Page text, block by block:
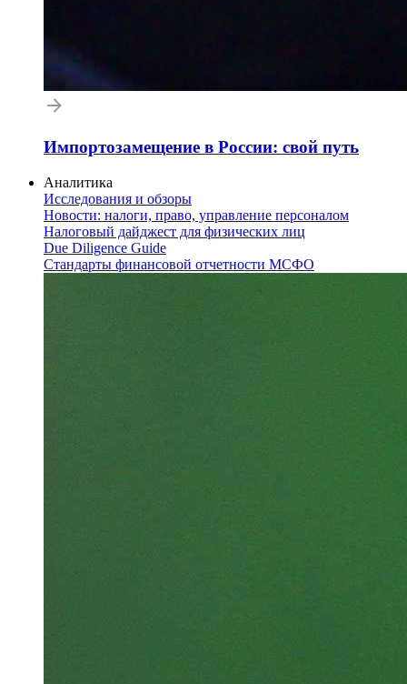
Импортозамещение в России: свой путь
Аналитика
Исследования и обзоры
Новости: налоги, право, управление персоналом
Налоговый дайджест для физических лиц
Due Diligence Guide
Стандарты финансовой отчетности МСФО